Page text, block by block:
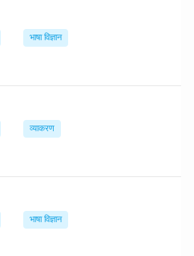
भाषा विज्ञान
व्याकरण
भाषा विज्ञान